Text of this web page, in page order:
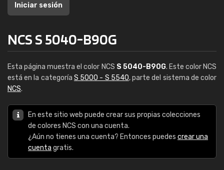
Iniciar sesión
NCS S 5040-B90G
Esta página muestra el color NCS S 5040-B90G. Este color NCS
está en la categoría S 5000 - S 5540, parte del sistema de color
NCS.
En este sitio web puede crear sus propias colecciones
de colores NCS con una cuenta.
¿Aún no tienes una cuenta? Entonces puedes crear una
cuenta gratis.